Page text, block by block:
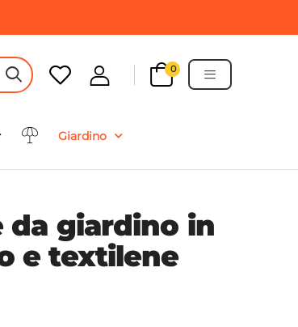
HEADER SEARCH BUTTON
0
Giardino
da giardino in
e textilene